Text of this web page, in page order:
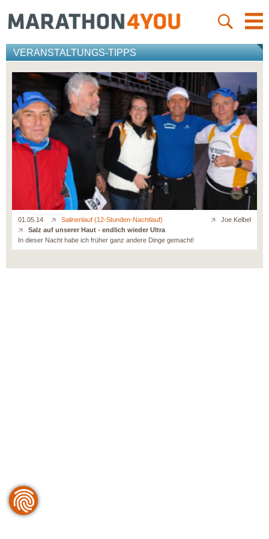
VERANSTALTUNGS-TIPPS
01.05.14 Salinenlauf (12-Stunden-Nachtlauf)
Joe Kelbel
Salz auf unserer Haut - endlich wieder Ultra
In dieser Nacht habe ich früher ganz andere Dinge gemacht!